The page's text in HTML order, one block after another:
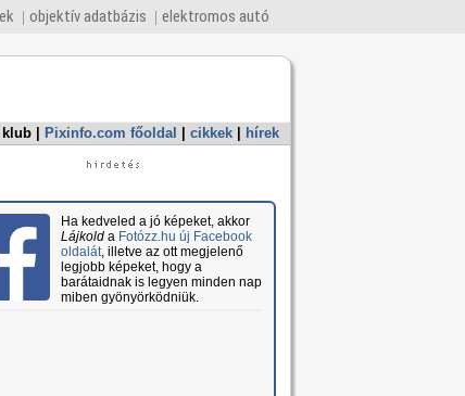
objektív adatbázis elektromos autó
Pixinfo.com főoldal cikkek hírek
Ha kedveled a jó képeket, akkor
Lájkolda Fotózz.hu új Facebook
oldalát, illetve az ott megjelenő
legjobb képeket, hogy a
barátaidnak is legyen minden nap
miben gyönyörködniük.